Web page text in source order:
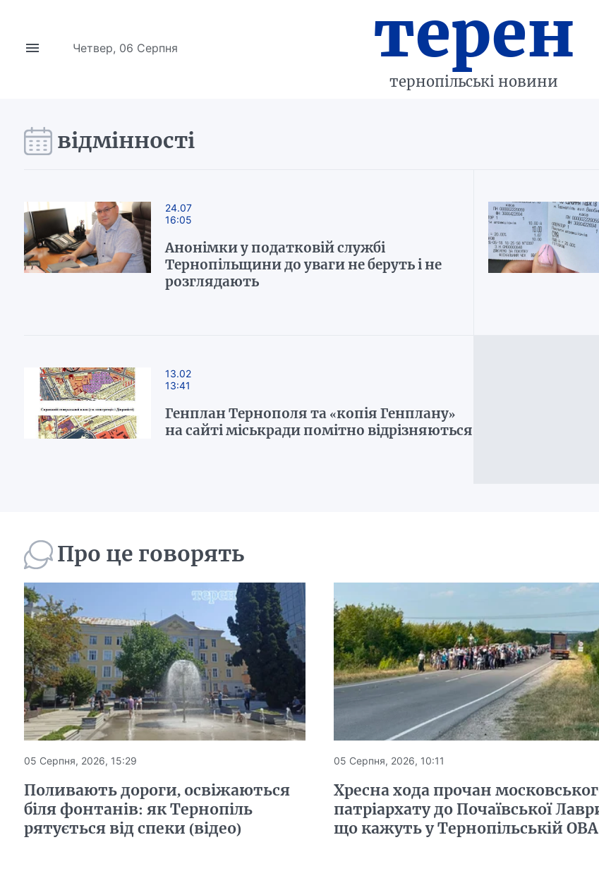
Четвер, 06 Серпня терен
тернопільські новини
відмінності
24.07
16:05
Анонімки у податковій службі
Тернопільщини до уваги не беруть і не
розглядають
13.02
13:41
Генплан Тернополя та «копія Генплану»
на сайті міськради помітно відрізняються
Про це говорять
05 Серпня, 2026, 15:29
Поливають дороги, освіжаються
біля фонтанів: як Тернопіль
рятується від спеки (відео)
05 Серпня, 2026, 10:11
Хресна хода прочан
патріархату до Почаївської
що кажуть у Тернопільській ОВА